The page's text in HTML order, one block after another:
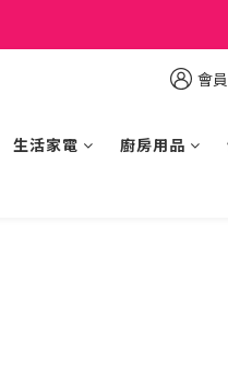
會
生活家電 廚房用品